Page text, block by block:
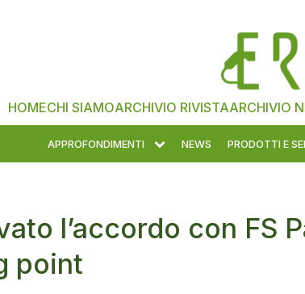
HOMECHI SIAMOARCHIVIO RIVISTAARCHIVIO
APPROFONDIMENTI NEWS PRODOTTI E
l’accordo con FS
point